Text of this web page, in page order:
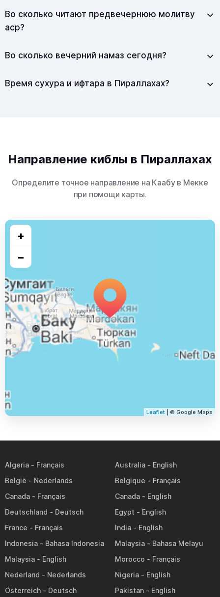
Во сколько читают предвечернюю молитву
аср?
Во сколько вечерний намаз сегодня?
Время сухура и ифтара в Пираллахах?
Направление киблы в Пираллахах
Определите точное направление на Каабу в Мекке
при помощи карты.
+
−
Leaflet | © Google Maps
Algeria
Australia
België
Belgique
Canada
Canada
Deutschland
Egypt
France
India
Indonesia
Malaysia
Malaysia
Morocco
Nederland
Nigeria
Österreich
Pakistan